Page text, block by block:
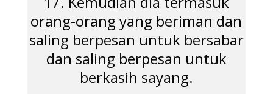
orang-orang yang beriman dan
saling berpesan untuk bersabar
dan saling berpesan untuk
berkasih sayang.